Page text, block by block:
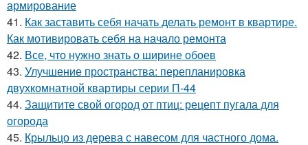
армирование
41. Как заставить себя начать делать ремонт в квартире.
Как мотивировать себя на начало ремонта
42. Все, что нужно знать о ширине обоев
43. Улучшение пространства: перепланировка
двухкомнатной квартиры серии П-44
44. Защитите свой огород от птиц: рецепт пугала для
огорода
45. Крыльцо из дерева с навесом для частного дома.